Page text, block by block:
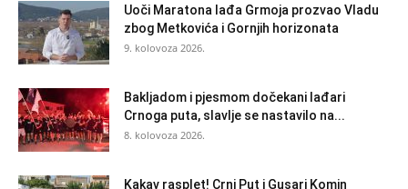
Uoči Maratona lađa Grmoja prozvao Vladu
zbog Metkovića i Gornjih horizonata
9. kolovoza 2026.
Bakljadom i pjesmom dočekani lađari
Crnoga puta, slavlje se nastavilo na...
8. kolovoza 2026.
Kakav rasplet! Crni Put i Gusari Komin